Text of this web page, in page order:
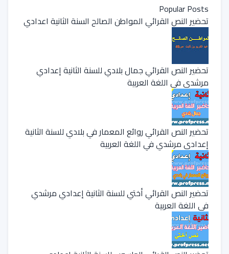
Popular Posts
تحضير النص القرائي المواطن الصالح السنة الثانية اعدادي
تحضير النص القرائي جمال بلادي للسنة الثانية إعدادي
مرشدي في اللغة العربية
تحضير النص القرائي روائع المعمار في بلادي للسنة الثانية
إعدادي مرشدي في اللغة العربية
تحضير النص القرائي أختي للسنة الثانية إعدادي مرشدي
في اللغة العربية